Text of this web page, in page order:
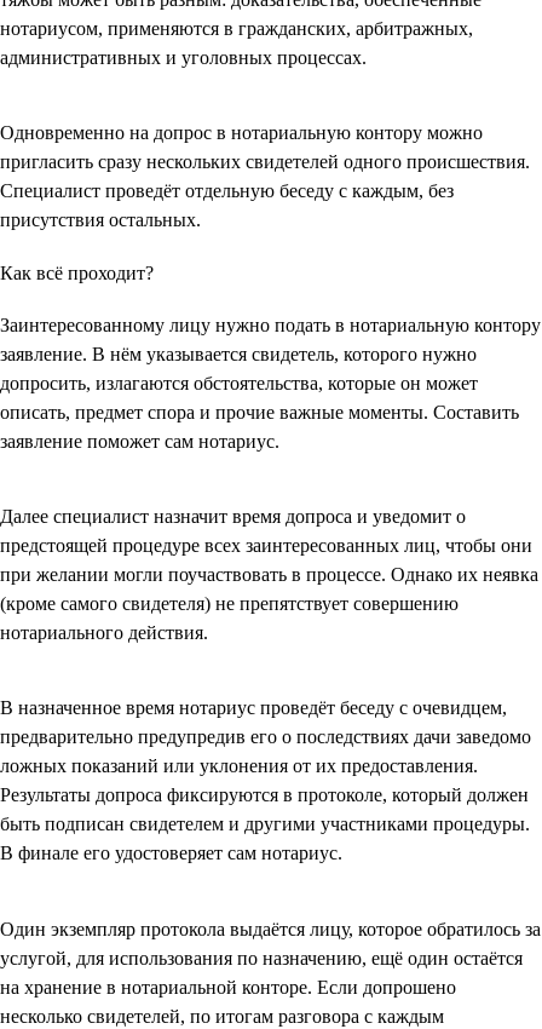
нотариусом, применяются в гражданских, арбитражных,
административных и уголовных процессах.
Одновременно на допрос в нотариальную контору можно
пригласить сразу нескольких свидетелей одного происшествия.
Специалист проведёт отдельную беседу с каждым, без
присутствия остальных.
Как всё проходит?
Заинтересованному лицу нужно подать в нотариальную контору
заявление. В нём указывается свидетель, которого нужно
допросить, излагаются обстоятельства, которые он может
описать, предмет спора и прочие важные моменты. Составить
заявление поможет сам нотариус.
Далее специалист назначит время допроса и уведомит о
предстоящей процедуре всех заинтересованных лиц, чтобы они
при желании могли поучаствовать в процессе. Однако их неявка
(кроме самого свидетеля) не препятствует совершению
нотариального действия.
В назначенное время нотариус проведёт беседу с очевидцем,
предварительно предупредив его о последствиях дачи заведомо
ложных показаний или уклонения от их предоставления.
Результаты допроса фиксируются в протоколе, который должен
быть подписан свидетелем и другими участниками процедуры.
В финале его удостоверяет сам нотариус.
Один экземпляр протокола выдаётся лицу, которое обратилось за
услугой, для использования по назначению, ещё один остаётся
на хранение в нотариальной конторе. Если допрошено
несколько свидетелей, по итогам разговора с каждым